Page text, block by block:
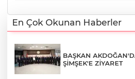
En Çok Okunan Haberler
BAŞKAN
ŞİMŞEK'E ZİYARET